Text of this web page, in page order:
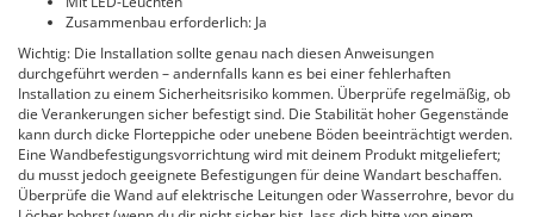
Zusammenbau erforderlich: Ja
Wichtig: Die Installation sollte genau nach diesen Anweisungen
durchgeführt werden – andernfalls kann es bei einer fehlerhaften
Installation zu einem Sicherheitsrisiko kommen. Überprüfe regelmäßig, ob
die Verankerungen sicher befestigt sind. Die Stabilität hoher Gegenstände
kann durch dicke Florteppiche oder unebene Böden beeinträchtigt werden.
Eine Wandbefestigungsvorrichtung wird mit deinem Produkt mitgeliefert;
du musst jedoch geeignete Befestigungen für deine Wandart beschaffen.
Überprüfe die Wand auf elektrische Leitungen oder Wasserrohre, bevor du